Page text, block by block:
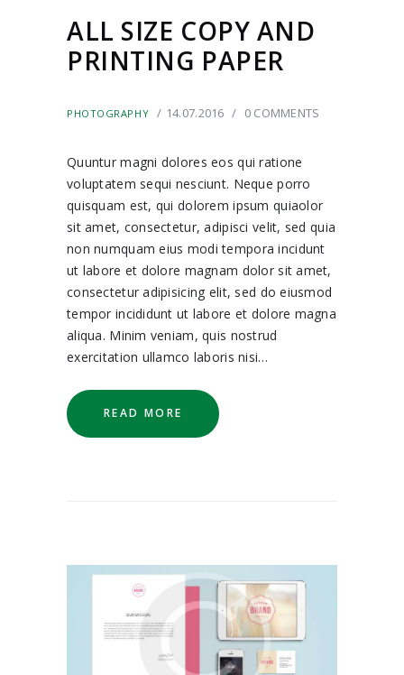
ALL SIZE COPY AND
PRINTING PAPER
PHOTOGRAPHY 14.07.2016 0 COMMENTS
Quuntur magni dolores eos qui ratione
voluptatem sequi nesciunt. Neque porro
quisquam est, qui dolorem ipsum quiaolor
sit amet, consectetur, adipisci velit, sed quia
non numquam eius modi tempora incidunt
ut labore et dolore magnam dolor sit amet,
consectetur adipisicing elit, sed do eiusmod
tempor incididunt ut labore et dolore magna
aliqua. Minim veniam, quis nostrud
exercitation ullamco laboris nisi…
READ MORE